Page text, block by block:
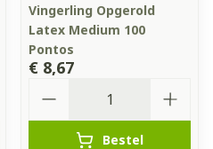
Vingerling Opgerold
Latex Medium 100
Pontos
€ 8,67
Bestel